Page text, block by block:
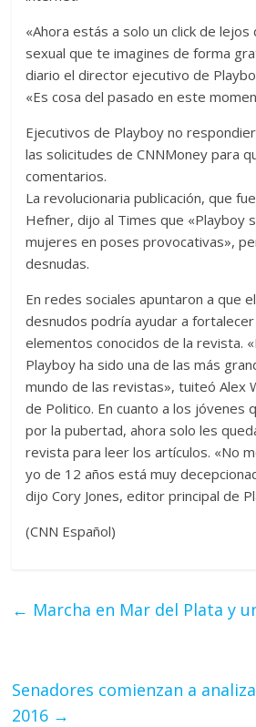
«Ahora estás a solo un click de lejos
sexual que te imagines de forma
diario el director ejecutivo de
«Es cosa del pasado en este
Ejecutivos de Playboy no
las solicitudes de CNNMoney para
comentarios.
La revolucionaria publicación, que
Hefner, dijo al Times que «Playboy
mujeres en poses provocativas»,
desnudas.
En redes sociales apuntaron a que
desnudos podría ayudar a
elementos conocidos de la revista.
Playboy ha sido una de las más
mundo de las revistas», tuiteó Alex
de Politico. En cuanto a los jóvenes
por la pubertad, ahora solo les
revista para leer los artículos. «No
yo de 12 años está muy
dijo Cory Jones, editor principal de
(CNN Español)
← Marcha en Mar del Plata y
Senadores comienzan a
2016 →